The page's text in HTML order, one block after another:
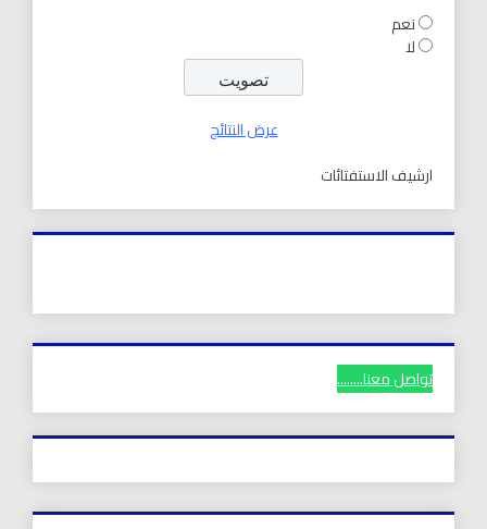
نعم
لا
عرض النتائج
ارشيف الاستفتائات
تواصل معنا........